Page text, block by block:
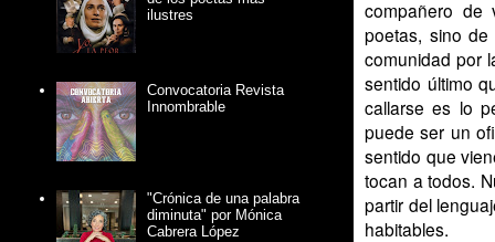
compañero de
poetas, sino
comunidad por
sentido último
callarse es lo
puede ser un
sentido que
tocan a todos.
partir del
habitables.
ilustres
Convocatoria Revista
Innombrable
"Crónica de una palabra
diminuta" por Mónica
Cabrera López